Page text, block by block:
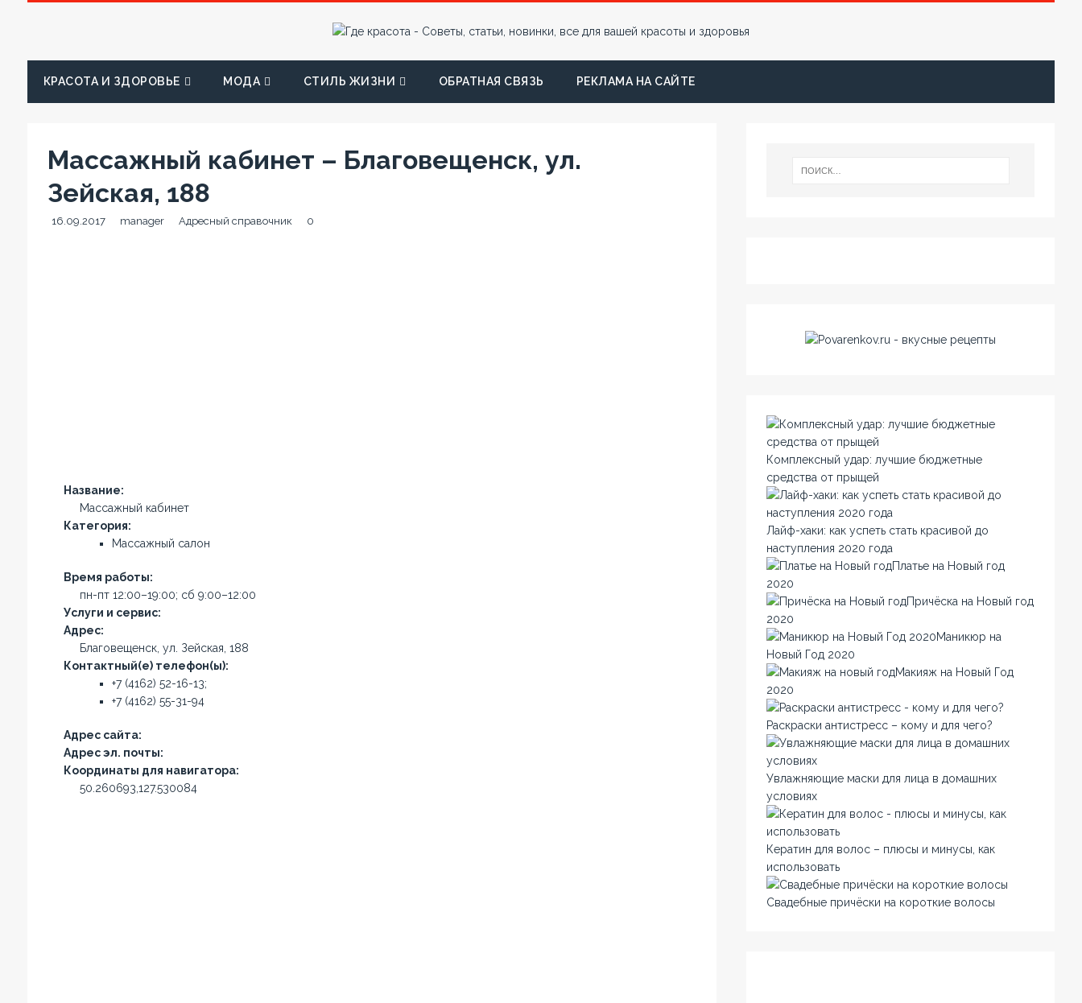
КРАСОТА И ЗДОРОВЬЕ МОДА СТИЛЬ ЖИЗНИ ОБРАТНАЯ СВЯЗЬ РЕКЛАМА НА САЙТЕ
Массажный кабинет – Благовещенск, ул.
Зейская, 188
16.09.2017 manager Адресный справочник 0
Название:
Массажный кабинет
Категория:
Массажный салон
Время работы:
пн-пт 12:00–19:00; сб 9:00–12:00
Услуги и сервис:
Адрес:
Благовещенск, ул. Зейская, 188
Контактный(е) телефон(ы):
+7 (4162) 52-16-13;
+7 (4162) 55-31-94
Адрес сайта:
Адрес эл. почты:
Координаты для навигатора:
50.260693,127.530084
Комплексный удар: лучшие бюджетные
средства от прыщей
Лайф-хаки: как успеть стать красивой до
наступления 2020 года
Платье на Новый год
2020
Причёска на Новый год
2020
Маникюр на
Новый Год 2020
Макияж на Новый Год
2020
Раскраски антистресс – кому и для чего?
Увлажняющие маски для лица в домашних
условиях
Кератин для волос – плюсы и минусы, как
использовать
Свадебные причёски на короткие волосы